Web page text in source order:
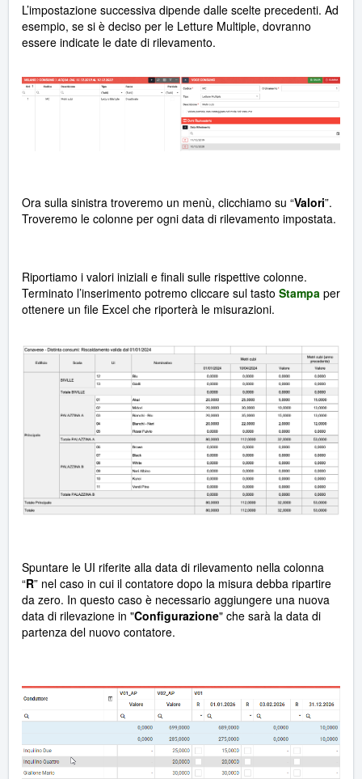
L’impostazione successiva dipende dalle scelte precedenti. Ad
esempio, se si è deciso per le Letture Multiple, dovranno
essere indicate le date di rilevamento.
Ora sulla sinistra troveremo un menù, clicchiamo su “Valori”.
Troveremo le colonne per ogni data di rilevamento impostata.
Riportiamo i valori iniziali e finali sulle rispettive colonne.
Terminato l’inserimento potremo cliccare sul tasto Stampa per
ottenere un file Excel che riporterà le misurazioni.
Spuntare le UI riferite alla data di rilevamento nella colonna
“R” nel caso in cui il contatore dopo la misura debba ripartire
da zero. In questo caso è necessario aggiungere una nuova
data di rilevazione in "Configurazione" che sarà la data di
partenza del nuovo contatore.